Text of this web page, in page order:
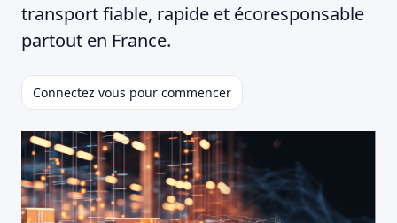
transport fiable, rapide et écoresponsable
partout en France.
Connectez vous pour commencer